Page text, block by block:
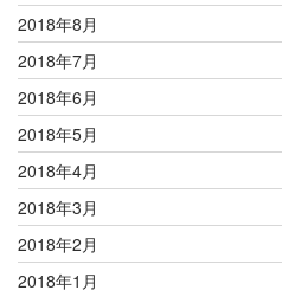
2018年8月
2018年7月
2018年6月
2018年5月
2018年4月
2018年3月
2018年2月
2018年1月